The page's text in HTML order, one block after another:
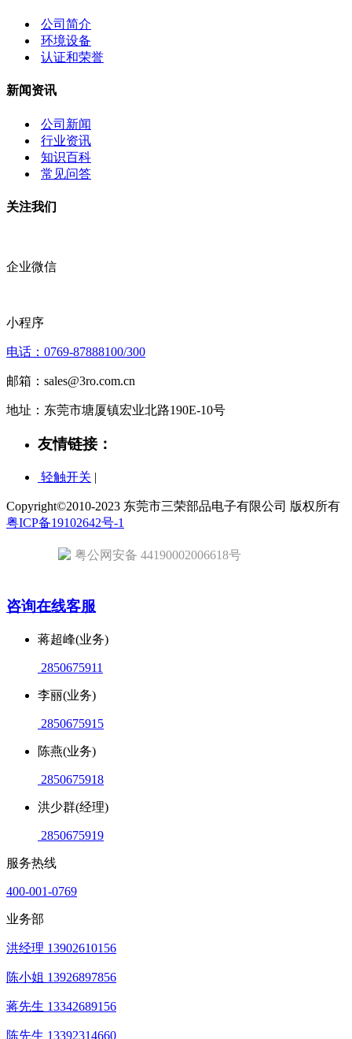
公司简介
环境设备
认证和荣誉
新闻资讯
公司新闻
行业资讯
知识百科
常见问答
关注我们
企业微信
小程序
电话：0769-87888100/300
邮箱：sales@3ro.com.cn
地址：东莞市塘厦镇宏业北路190E-10号
友情链接：
轻触开关 |
Copyright©2010-2023 东莞市三荣部品电子有限公司 版权所有
粤ICP备19102642号-1
粤公网安备 44190002006618号
咨询在线客服
蒋超峰(业务)
2850675911
李丽(业务)
2850675915
陈燕(业务)
2850675918
洪少群(经理)
2850675919
服务热线
400-001-0769
业务部
洪经理 13902610156
陈小姐 13926897856
蒋先生 13342689156
陈先生 13392314660